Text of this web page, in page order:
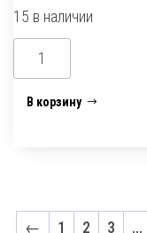
15 в наличии
Количество
товара
Штуцер
В корзину
← 1 2 3 …